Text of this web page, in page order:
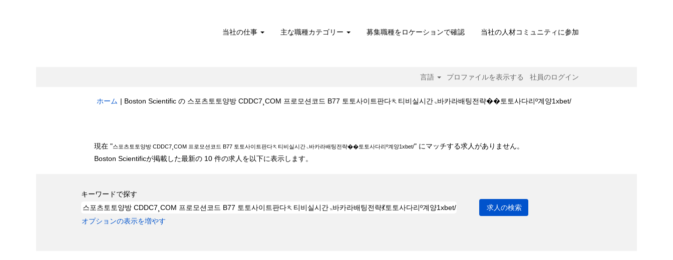
当社の仕事 主な職種カテゴリー 募集職種をロケーションで確認 当社の人材コミュニティに参加
言語 プロファイルを表示する 社員のログイン
ホーム | Boston Scientific の 스포츠토토양방 CDDC7¸COM 프로모션코드 B77 토토사이트판다ᅕ티비실시간ۃ바카라배팅전략��토토사다리º계양1xbet/(現
現在 " 스포츠토토양방 CDDC7¸COM 프로모션코드 B77 토토사이트판다ᅕ티비실시간ۃ바카라배팅전략��토토사다리º계양1xbet/" にマッチする求人がありません。
Boston Scientificが掲載した最新の 10 件の求人を以下に表示します。
キーワードで探す
オプションの表示を増やす